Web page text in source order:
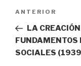
entradas
Entrada
anterior:
ANTERIOR
LA
FUNDAMENTOS
SOCIALES